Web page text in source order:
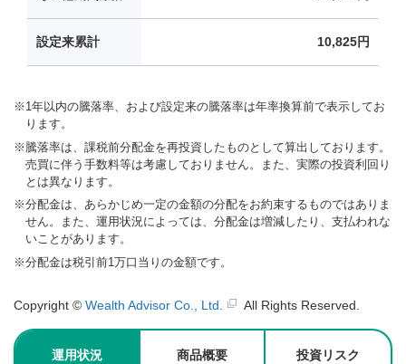
※ 1年以内の騰落率、および設定来の騰落率は年率換算前で表示してお
ります。
※ 騰落率は、課税前分配金を再投資したものとして算出しております。
売買に伴う手数料等は考慮しておりません。また、実際の投資利回り
とは異なります。
※分配金は、あらかじめ一定の金額の分配をお約束するものではありま
せん。また、運用状況によっては、分配金は増減したり、支払われな
いことがあります。
※分配金は税引前1万口当りの金額です。
Copyright © Wealth Advisor Co., Ltd. All Rights Reserved.
運用状況 商品概要 投資リスク